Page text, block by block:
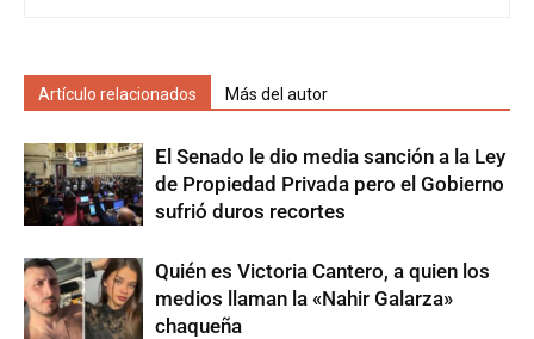
Artículo relacionados Más del autor
El Senado le dio media sanción a la Ley
de Propiedad Privada pero el Gobierno
sufrió duros recortes
Quién es Victoria Cantero, a quien los
medios llaman la «Nahir Galarza»
chaqueña